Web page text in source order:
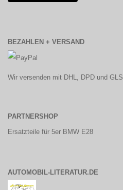
BEZAHLEN + VERSAND
Wir versenden mit DHL, DPD und GLS.
PARTNERSHOP
Ersatzteile für 5er BMW E28
AUTOMOBIL-LITERATUR.DE